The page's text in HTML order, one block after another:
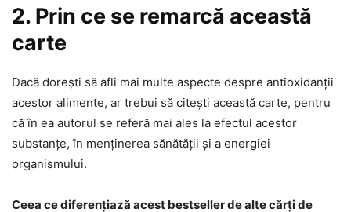
2. Prin ce se remarcă această
carte
Dacă dorești să afli mai multe aspecte despre antioxidanții
acestor alimente, ar trebui să citești această carte, pentru
că în ea autorul se referă mai ales la efectul acestor
substanțe, în menținerea sănătății și a energiei
organismului.
Ceea ce diferențiază acest bestseller de alte cărți de